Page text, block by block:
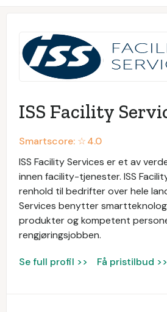
ISS Facility
Smartscore: ☆4.0
ISS Facility Services er et av
innen facility-tjenester. ISS
renhold til bedrifter over hele
Services benytter
produkter og kompetent
rengjøringsjobben.
Se full profil >> Få pristilbud >>